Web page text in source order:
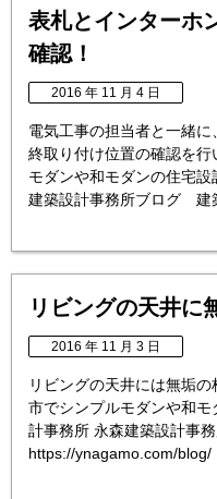
表札とインターホ
確認！
2016 年 11 月 4 日
電気工事の担当者と一緒
終取り付け位置の確認を
モダンや和モダンの住宅
建築設計事務所ブログ
リビングの天井に
2016 年 11 月 3 日
リビングの天井には無垢
市でシンプルモダンや和
計事務所 永森建築設計事
https://ynagamo.com/blog/